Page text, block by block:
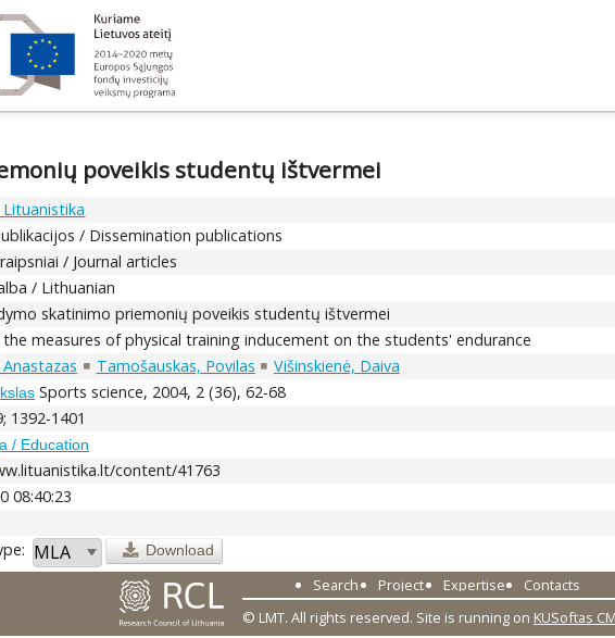
poveikis studentų ištvermei
/ Dissemination publications
/ Journal articles
/ Lithuanian
skatinimo priemonių poveikis studentų ištvermei
measures of physical training inducement on the students' endurance
Tamošauskas, Povilas
Višinskienė, Daiva
Sports science, 2004, 2 (36), 62-68
1392-1401
/ Education
content/41763
08:40:23
Download
Search Project Expertise
Contacts
© LMT. All rights reserved. Site is running on KUSoftas